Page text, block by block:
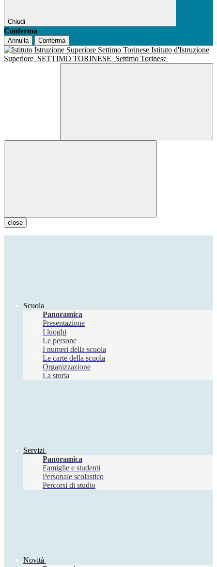
Chiudi
Conferma
Annulla Conferma
Istituto d'Istruzione
Superiore SETTIMO TORINESE Settimo Torinese
close
Scuola
Panoramica
Presentazione
I luoghi
Le persone
I numeri della scuola
Le carte della scuola
Organizzazione
La storia
Servizi
Panoramica
Famiglie e studenti
Personale scolastico
Percorsi di studio
Novità